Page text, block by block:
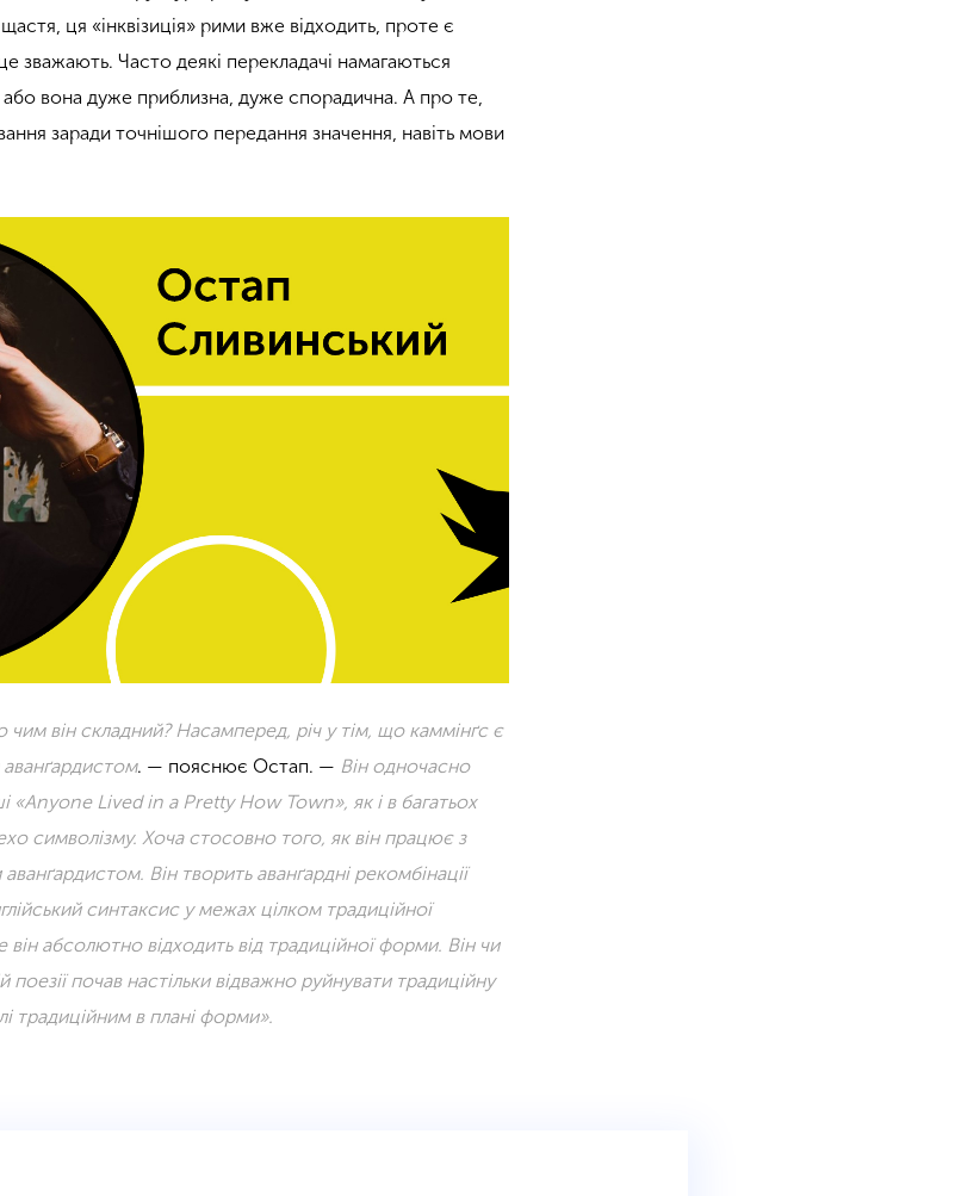
ця «інквізиція» рими вже відходить, проте є
зважають. Часто деякі перекладачі намагаються
вона дуже приблизна, дуже спорадична. А про те,
заради точнішого передання значення, навіть мови
він складний? Насамперед, річ у тім, що каммінґс є
. — пояснює Остап. — Він одночасно
«Anyone Lived in a Pretty How Town», як і в багатьох
символізму. Хоча стосовно того, як він працює з
Він творить аванґардні рекомбінації
синтаксис у межах цілком традиційної
абсолютно відходить від традиційної форми. Він чи
почав настільки відважно руйнувати традиційну
традиційним в плані форми».